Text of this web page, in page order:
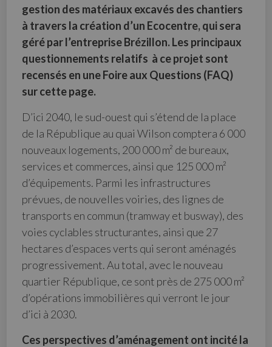
gestion des matériaux excavés des chantiers
à travers la création d’un Ecocentre, qui sera
géré par l’entreprise Brézillon. Les principaux
questionnements relatifs à ce projet sont
recensés en une Foire aux Questions (FAQ)
sur cette page.
D’ici 2040, le sud-ouest qui s’étend de la place
de la République au quai Wilson comptera 6 000
nouveaux logements, 200 000 m² de bureaux,
services et commerces, ainsi que 125 000 m²
d’équipements. Parmi les infrastructures
prévues, de nouvelles voiries, des lignes de
transports en commun (tramway et busway), des
voies cyclables structurantes, ainsi que 27
hectares d’espaces verts qui seront aménagés
progressivement. Au total, avec le nouveau
quartier République, ce sont près de 275 000 m²
d’opérations immobilières qui verront le jour
d’ici à 2030.
Ces perspectives d’aménagement ont incité la